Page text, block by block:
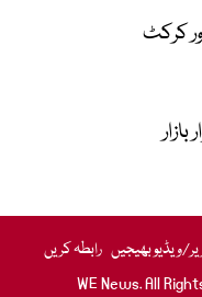
کرکٹ
بازار
ویڈیو بھیجیں رابطہ کریں